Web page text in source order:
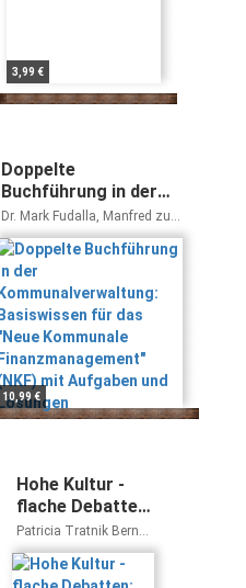
3,99 €
Doppelte
Buchführung in der
Kommunalverwaltung:
Basiswissen für das
"Neue Kommunale
Finanzmanagement"
(NKF) mit Aufgaben
und Lösungen
Dr. Mark Fudalla, Manfred zur
Mühlen, Christian Wöste
10,99 €
Hohe Kultur -
flache Debatten:
Eine
Streitschrift.
Herausgegeben
Patricia Tratnik Bernd
Messinger